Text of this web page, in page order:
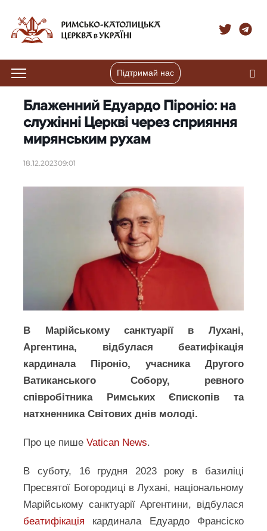
Підтримай нас
Блаженний Едуардо Піроніо: на
служінні Церкві через сприяння
мирянським рухам
18.12.202309:01
В Марійському санктуарії в Лухані,
Аргентина, відбулася беатифікація
кардинала Піроніо, учасника Другого
Ватиканського Собору, ревного
співробітника Римських Єпископів та
натхненника Світових днів молоді.
Про це пишеVatican News.
В суботу, 16 грудня 2023 року в базиліці
Пресвятої Богородиці в Лухані, національному
Марійському санктуарії Аргентини, відбулася
беатифікація кардинала Едуардо Франсіско